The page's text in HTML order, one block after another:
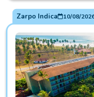
Zarpo Indica 10/08/